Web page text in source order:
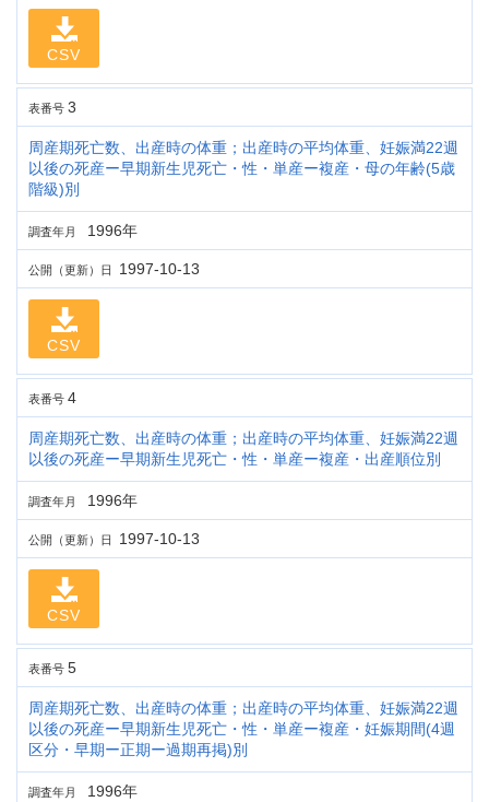
CSV
表番号 3
周産期死亡数、出産時の体重；出産時の平均体重、妊娠満22週
以後の死産ー早期新生児死亡・性・単産ー複産・母の年齢(5歳
階級)別
調査年月 1996年
公開（更新）日 1997-10-13
CSV
表番号 4
周産期死亡数、出産時の体重；出産時の平均体重、妊娠満22週
以後の死産ー早期新生児死亡・性・単産ー複産・出産順位別
調査年月 1996年
公開（更新）日 1997-10-13
CSV
表番号 5
周産期死亡数、出産時の体重；出産時の平均体重、妊娠満22週
以後の死産ー早期新生児死亡・性・単産ー複産・妊娠期間(4週
区分・早期ー正期ー過期再掲)別
調査年月 1996年